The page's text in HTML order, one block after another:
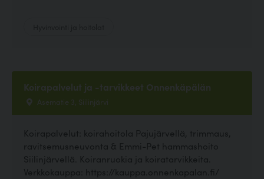
Koirapalvelut ja -tarvikkeet Onnenkäpälän
Asematie 3, Siilinjärvi
Koirapalvelut: koirahoitola Pajujärvellä, trimmaus,
ravitsemusneuvonta & Emmi-Pet hammashoito
Siilinjärvellä. Koiranruokia ja koiratarvikkeita.
Verkkokauppa: https://kauppa.onnenkapalan.fi/